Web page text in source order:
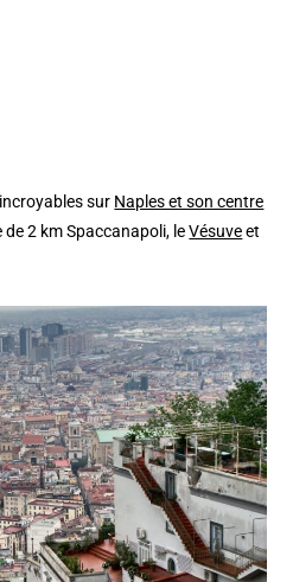
sur Naples et son centre
de 2 km Spaccanapoli, leVésuveet